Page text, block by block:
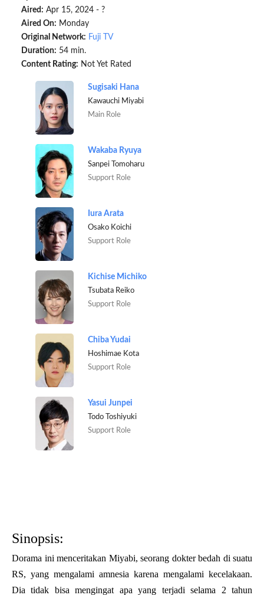
Aired: Apr 15, 2024 - ?
Aired On: Monday
Original Network: Fuji TV
Duration: 54 min.
Content Rating: Not Yet Rated
Sugisaki Hana
Kawauchi Miyabi
Main Role
Wakaba Ryuya
Sanpei Tomoharu
Support Role
Iura Arata
Osako Koichi
Support Role
Kichise Michiko
Tsubata Reiko
Support Role
Chiba Yudai
Hoshimae Kota
Support Role
Yasui Junpei
Todo Toshiyuki
Support Role
Sinopsis:
Dorama ini menceritakan Miyabi, seorang dokter bedah di suatu
RS, yang mengalami amnesia karena mengalami kecelakaan.
Dia tidak bisa mengingat apa yang terjadi selama 2 tahun